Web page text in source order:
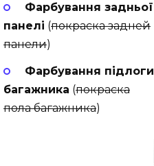
Фарбування задньої
панелі (покраска задней
панели)
Фарбування підлоги
багажника (покраска
пола багажника)